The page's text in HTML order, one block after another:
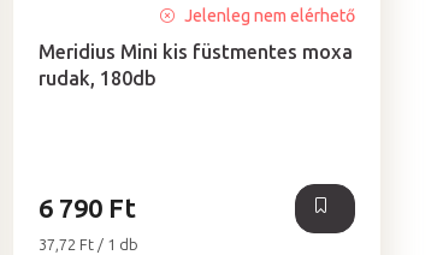
Meridius Mini kis füstmentes moxa
rudak, 180db
Jelenleg nem elérhető
6 790 Ft
Egységár:
37,72 Ft / 1 db